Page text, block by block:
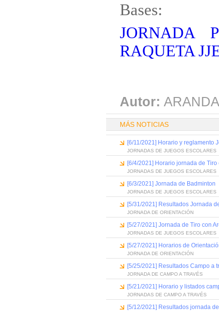
Bases:
JORNADA
RAQUETA
Autor:
MÁS NOTICIAS
[6/11/2021] Horario y reglamento
JORNADAS DE JUEGOS ESCOLARES
[6/4/2021] Horario jornada de Tiro
JORNADAS DE JUEGOS ESCOLARES
[6/3/2021] Jornada de Badminton
JORNADAS DE JUEGOS ESCOLARES
[5/31/2021] Resultados Jornada
JORNADA DE ORIENTACIÓN
[5/27/2021] Jornada de Tiro con
JORNADAS DE JUEGOS ESCOLARES
[5/27/2021] Horarios de
JORNADA DE ORIENTACIÓN
[5/25/2021] Resultados Campo a
JORNADA DE CAMPO A TRAVÉS
[5/21/2021] Horario y listados
JORNADAS DE CAMPO A TRAVÉS
[5/12/2021] Resultados jornada